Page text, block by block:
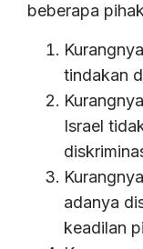
beberapa
tindakan
Israel
adanya
keadilan